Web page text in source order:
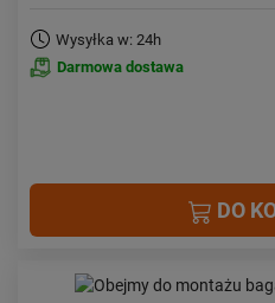
Wysyłka w: 24h
Darmowa dostawa
DO